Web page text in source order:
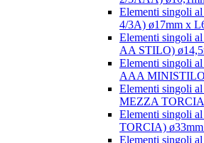
Elementi singoli
4/3A) ø17mm x
Elementi singoli
AA STILO)
Elementi singoli
AAA
Elementi singoli
MEZZA
Elementi singoli
TORCIA)
Elementi singoli